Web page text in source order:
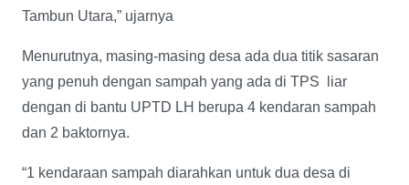
Tambun Utara,” ujarnya
Menurutnya, masing-masing desa ada dua titik sasaran
yang penuh dengan sampah yang ada di TPS liar
dengan di bantu UPTD LH berupa 4 kendaran sampah
dan 2 baktornya.
“1 kendaraan sampah diarahkan untuk dua desa di